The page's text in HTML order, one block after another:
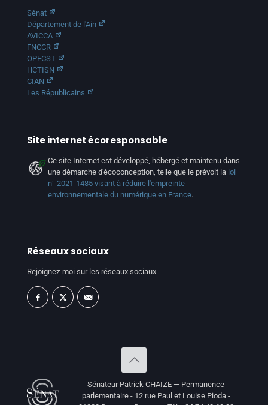
Sénat
Département de l'Ain
AVICCA
FNCCR
OPECST
HCTISN
CIAN
Les Républicains
Site internet écoresponsable
Ce site Internet est développé, hébergé et maintenu dans
une démarche d'écoconception, telle que le prévoit la loi
n° 2021-1485 visant à réduire l'empreinte
environnementale du numérique en France.
Réseaux sociaux
Rejoignez-moi sur les réseaux sociaux
Sénateur Patrick CHAIZE — Permanence
parlementaire - 12 rue Paul et Louise Pioda -